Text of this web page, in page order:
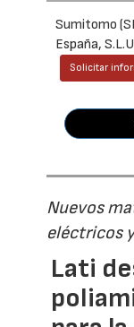
Sumitomo
España,
Solicitar
Nuevos
eléctricos
Lati